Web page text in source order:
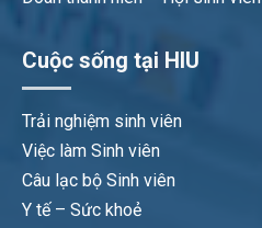
Cuộc sống tại HIU
Trải nghiệm sinh viên
Việc làm Sinh viên
Câu lạc bộ Sinh viên
Y tế – Sức khoẻ